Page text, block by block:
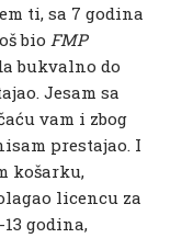
ti, sa 7 godina
bio FMP
bukvalno do
Jesam sa
vam i zbog
prestajao. I
košarku,
licencu za
godina,